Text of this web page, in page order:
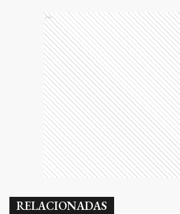
Ads
RELACIONADAS